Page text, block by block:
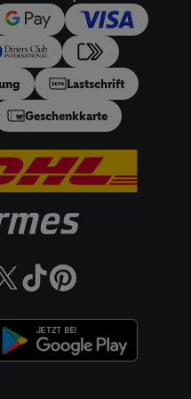
Lastschrift
Geschenkkarte
IP-Adresse und einer
Mobilfunknummer, eine
diese Kennung
und Erkenntnisse über
Diensten zu erfassen.
Technologie auch auf
von Dritten betrieben
Werbung
Einwilligung speziell zur
generell zu
„Nutzung der
Technologie für digitales
finden Sie in
Utiq.